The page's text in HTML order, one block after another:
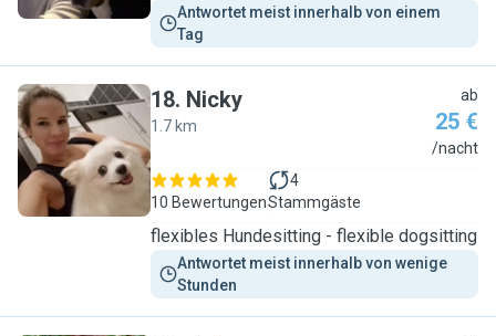
Antwortet meist innerhalb von einem
Tag
N
18. Nicky
1.7 km
ab
25 €
/nacht
10 Bewertungen
4
Stammgäste
flexibles Hundesitting - flexible dogsitting
Antwortet meist innerhalb von wenige
Stunden